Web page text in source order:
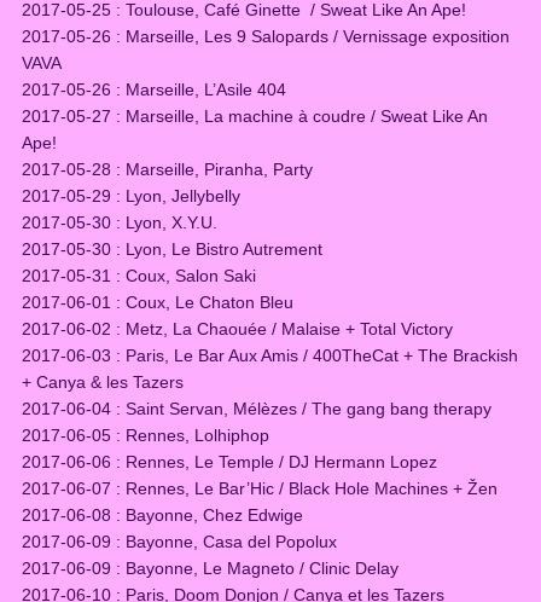
2017-05-25 : Toulouse, Café Ginette / Sweat Like An Ape!
2017-05-26 : Marseille, Les 9 Salopards / Vernissage exposition
VAVA
2017-05-26 : Marseille, L’Asile 404
2017-05-27 : Marseille, La machine à coudre / Sweat Like An
Ape!
2017-05-28 : Marseille, Piranha, Party
2017-05-29 : Lyon, Jellybelly
2017-05-30 : Lyon, X.Y.U.
2017-05-30 : Lyon, Le Bistro Autrement
2017-05-31 : Coux, Salon Saki
2017-06-01 : Coux, Le Chaton Bleu
2017-06-02 : Metz, La Chaouée / Malaise + Total Victory
2017-06-03 : Paris, Le Bar Aux Amis / 400TheCat + The Brackish
+ Canya & les Tazers
2017-06-04 : Saint Servan, Mélèzes / The gang bang therapy
2017-06-05 : Rennes, Lolhiphop
2017-06-06 : Rennes, Le Temple / DJ Hermann Lopez
2017-06-07 : Rennes, Le Bar’Hic / Black Hole Machines + Žen
2017-06-08 : Bayonne, Chez Edwige
2017-06-09 : Bayonne, Casa del Popolux
2017-06-09 : Bayonne, Le Magneto / Clinic Delay
2017-06-10 : Paris, Doom Donjon / Canya et les Tazers